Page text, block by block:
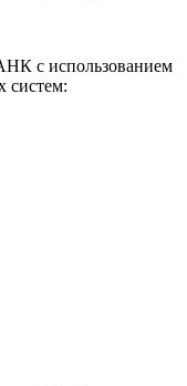
с использованием
систем: